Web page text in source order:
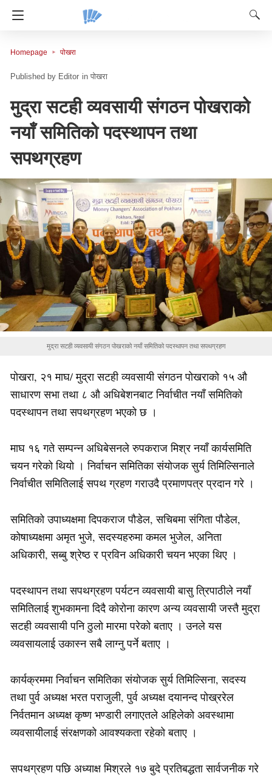
Homepage पोखरा
Editor in पोखरा
मुद्रा सटही व्यवसायी संगठन पोखराको
नयाँ समितिको पदस्थापन तथा
सपथग्रहण
मुद्रा सटही व्यवसायी संगठन पोखराको नयाँ समितिको पदस्थापन तथा सपथग्रहण
पोखरा, २१ माघ/ मुद्रा सटही व्यवसायी संगठन पोखराको १५ औ
साधारण सभा तथा ८ औ अधिबेशनबाट निर्वाचीत नयाँ समितिको
पदस्थापन तथा सपथग्रहण भएको छ ।
माघ १६ गते सम्पन्न अधिबेसनले रुपकराज मिश्र नयाँ कार्यसमिति
चयन गरेको थियो । निर्वाचन समितिका संयोजक सुर्य तिमिल्सिनाले
निर्वाचीत समितिलाई सपथ ग्रहण गराउदै प्रमाणपत्र प्रदान गरे ।
समितिको उपाध्यक्षमा दिपकराज पौडेल, सचिबमा संगिता पौडेल,
कोषाध्यक्षमा अमृत भुजे, सदस्यहरुमा कमल भुजेल, अनिता
अधिकारी, सब्बु श्रेष्ठ र प्रविन अधिकारी चयन भएका थिए ।
पदस्थापन तथा सपथग्रहण पर्यटन व्यवसायी बासु त्रिपाठीले नयाँ
समितिलाई शुभकामना दिदै कोरोना कारण अन्य व्यवसायी जस्तै मुद्रा
सटही व्यवसायी पनि ठुलो मारमा परेको बताए । उनले यस
व्यवसायलाई उकास्न सबै लाग्नु पर्ने बताए ।
कार्यक्रममा निर्वाचन समितिका संयोजक सुर्य तिमिल्सिना, सदस्य
तथा पुर्व अध्यक्ष भरत पराजुली, पुर्व अध्यक्ष दयानन्द पोख्ररेल
निर्वतमान अध्यक्ष कृष्ण भण्डारी लगाएतले अहिलेको अवस्थामा
व्यवसायीलाई संरक्षणको आवश्यकता रहेको बताए ।
सपथग्रहण पछि अध्याक्ष मिश्रले १७ बुदे प्रतिबद्धता सार्वजनीक गरे